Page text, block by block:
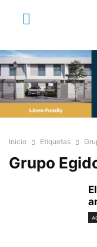
Inicio Etiquetas
Grupo